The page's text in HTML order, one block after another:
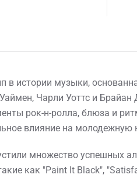
в истории музыки,
Чарли Уоттс и
рок-н-ролла, блюза и
влияние на молодежную
множество успешных
как "Paint It Black",